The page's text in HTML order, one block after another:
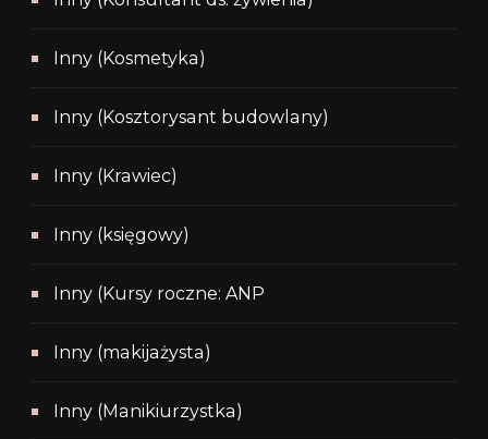
Inny (Kosmetyka)
Inny (Kosztorysant budowlany)
Inny (Krawiec)
Inny (księgowy)
Inny (Kursy roczne: ANP
Inny (makijażysta)
Inny (Manikiurzystka)